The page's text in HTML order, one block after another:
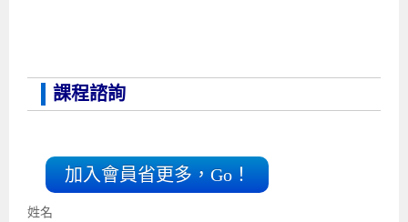
課程諮詢
加入會員省更多，Go！
姓名